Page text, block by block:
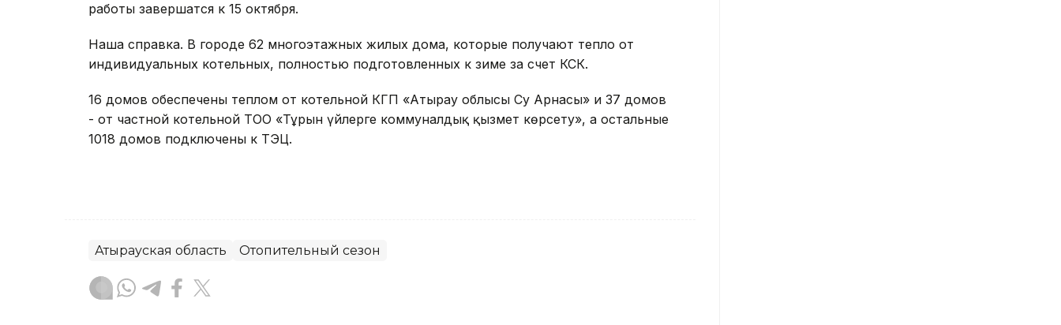
работы завершатся к 15 октября.
Наша справка. В городе 62 многоэтажных жилых дома, которые получают тепло от
индивидуальных котельных, полностью подготовленных к зиме за счет КСК.
16 домов обеспечены теплом от котельной КГП «Атырау облысы Су Арнасы» и 37 домов
- от частной котельной ТОО «Тұрғын үйлерге коммуналдық қызмет көрсету», а остальные
1018 домов подключены к ТЭЦ.
Атырауская область Отопительный сезон